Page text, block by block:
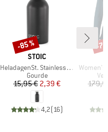
MARQUE
STOIC
Article
HeladagenSt. Stainless Steel Bottle 500ml
Product group
Gourde
Prix
15,95 €Prix réduit
2,39 €
4,2( 16)
Remise
-85 %
Article
Women's
-